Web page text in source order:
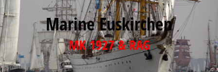
Marine Euskirchen
MK 1927 & RAG